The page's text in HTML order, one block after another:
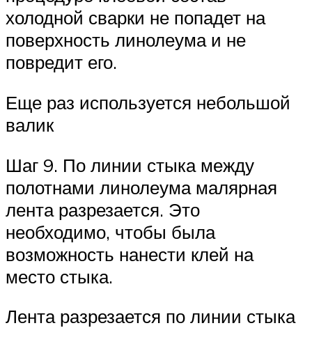
холодной сварки не попадет на
поверхность линолеума и не
повредит его.
Еще раз используется небольшой
валик
Шаг 9. По линии стыка между
полотнами линолеума малярная
лента разрезается. Это
необходимо, чтобы была
возможность нанести клей на
место стыка.
Лента разрезается по линии стыка